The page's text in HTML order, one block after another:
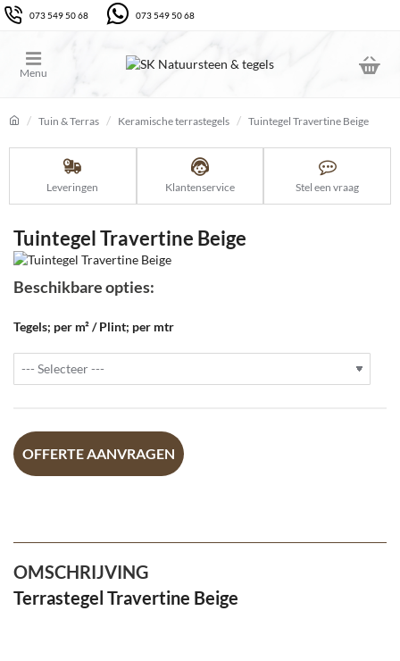
073 549 50 68 073 549 50 68
Tuin & Terras Keramische terrastegels Tuintegel Travertine Beige
Leveringen Klantenservice Stel een vraag
Tuintegel Travertine Beige
Beschikbare opties:
Tegels; per m² / Plint; per mtr
OFFERTE AANVRAGEN
OMSCHRIJVING
Terrastegel Travertine Beige